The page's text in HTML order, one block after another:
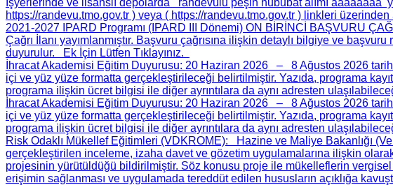
İşyerlerinde ve lisanslı depolarda randevulu peşin hububat alımı aaaaaaaa
https://randevu.tmo.gov.tr ) veya ( https://randevu.tmo.gov.tr ) linkleri
2021-2027 IPARD Programı (IPARD III Dönemi) ON BİRİNCİ BAŞVURU
Çağrı İlanı yayımlanmıştır. Başvuru çağrısına ilişkin detaylı bilgiye ve
duyurulur. Ek İçin Lütfen Tıklayınız.
İhracat Akademisi Eğitim Duyurusu: 20 Haziran 2026 – 8 Ağustos 2026
içi ve yüz yüze formatta gerçekleştirileceği belirtilmiştir. Yazıda, programa
programa ilişkin ücret bilgisi ile diğer ayrıntılara da aynı adresten
İhracat Akademisi Eğitim Duyurusu: 20 Haziran 2026 – 8 Ağustos 2026
içi ve yüz yüze formatta gerçekleştirileceği belirtilmiştir. Yazıda, programa
programa ilişkin ücret bilgisi ile diğer ayrıntılara da aynı adresten
Risk Odaklı Mükellef Eğitimleri (VDKROME): Hazine ve Maliye Bakanlığı
gerçekleştirilen inceleme, izaha davet ve gözetim uygulamalarına ilişkin
projesinin yürütüldüğü bildirilmiştir. Söz konusu proje ile mükelleflerin
erişimin sağlanması ve uygulamada tereddüt edilen hususların açıklığa